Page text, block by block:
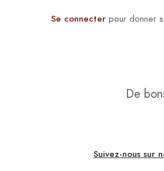
Se connecter pour donner
De
Suivez-nous sur